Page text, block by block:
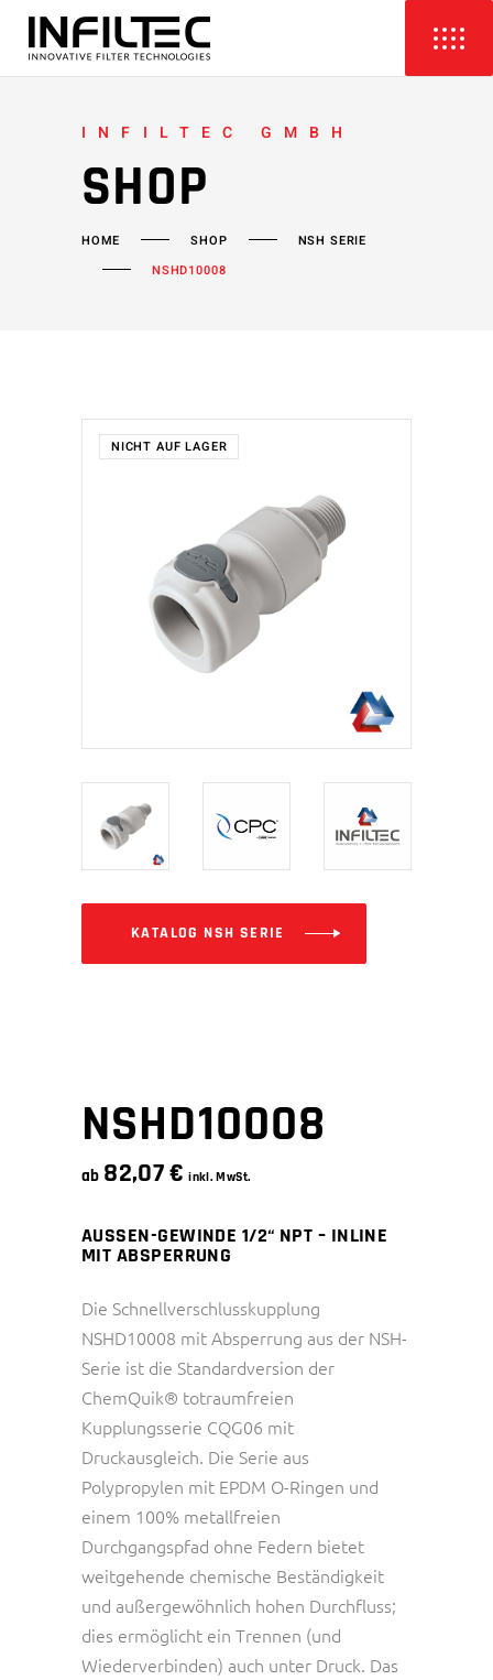
INFILTEC GMBH
SHOP
HOME SHOP
NSH SERIE
NSHD10008
NICHT AUF LAGER
KATALOG NSH SERIE
NSHD10008
ab 82,07€ inkl. MwSt.
AUSSEN-GEWINDE 1/2“ NPT – INLINE
MIT ABSPERRUNG
Die Schnellverschlusskupplung
NSHD10008 mit Absperrung aus der NSH-
Serie ist die Standardversion der
ChemQuik® totraumfreien
Kupplungsserie CQG06 mit
Druckausgleich. Die Serie aus
Polypropylen mit EPDM O-Ringen und
einem 100% metallfreien
Durchgangspfad ohne Federn bietet
weitgehende chemische Beständigkeit
und außergewöhnlich hohen Durchfluss;
dies ermöglicht ein Trennen (und
Wiederverbinden) auch unter Druck. Das